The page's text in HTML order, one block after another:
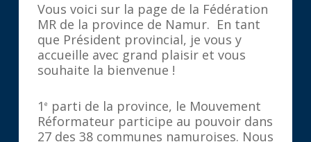
Vous voici sur la page de la Fédération
MR de la province de Namur. En tant
que Président provincial, je vous y
accueille avec grand plaisir et vous
souhaite la bienvenue !
1 e
parti de la province, le Mouvement
Réformateur participe au pouvoir dans
27 des 38 communes namuroises. Nous